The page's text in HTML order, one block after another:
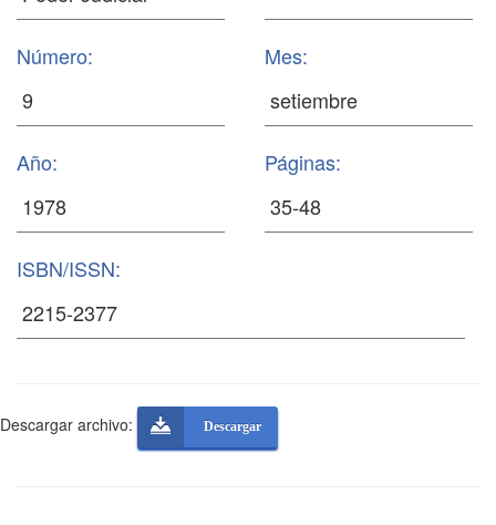
Número: Mes:
Año: Páginas:
ISBN/ISSN:
Descargar archivo: Descargar